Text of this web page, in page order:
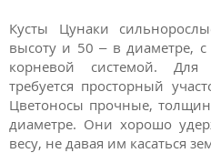
Кусты Цунаки
высоту и 50 – в диаметре,
корневой системой. Для
требуется просторный
Цветоносы прочные,
диаметре. Они хорошо
весу, не давая им касаться